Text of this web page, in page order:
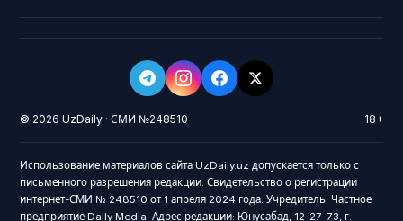
© 2026 UzDaily · СМИ №248510 18+
Использование материалов сайта UzDaily.uz допускается только с
письменного разрешения редакции. Свидетельство о регистрации
интернет-СМИ № 248510 от 1 апреля 2024 года. Учредитель: Частное
предприятие Daily Media. Адрес редакции: Юнусабад, 12-27-73, г.